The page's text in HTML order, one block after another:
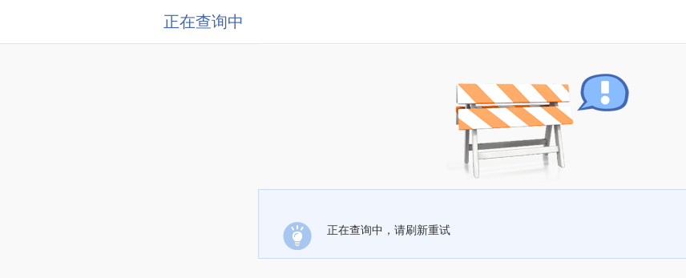
正在查询中
正在查询中，请刷新重试